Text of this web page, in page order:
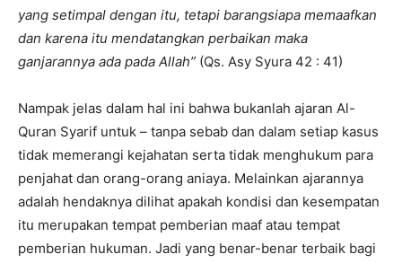
yang setimpal dengan itu, tetapi barangsiapa memaafkan
dan karena itu mendatangkan perbaikan maka
ganjarannya ada pada Allah” (Qs. Asy Syura 42 : 41)
Nampak jelas dalam hal ini bahwa bukanlah ajaran Al-
Quran Syarif untuk – tanpa sebab dan dalam setiap kasus
tidak memerangi kejahatan serta tidak menghukum para
penjahat dan orang-orang aniaya. Melainkan ajarannya
adalah hendaknya dilihat apakah kondisi dan kesempatan
itu merupakan tempat pemberian maaf atau tempat
pemberian hukuman. Jadi yang benar-benar terbaik bagi